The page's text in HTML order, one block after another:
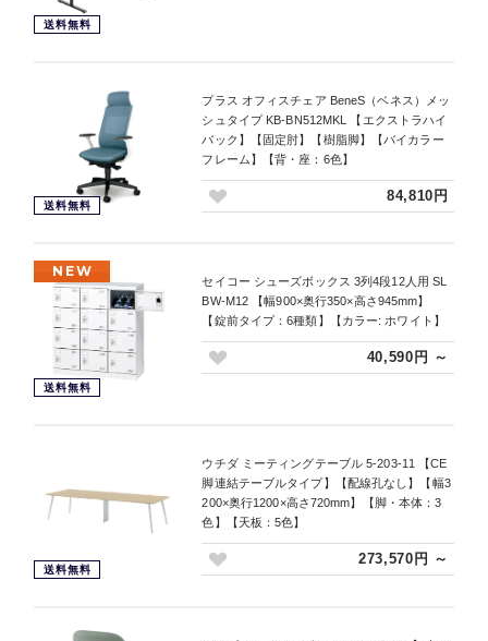
送料無料
送料無料
プラス オフィスチェア BeneS（ベネス）メッ
シュタイプ KB-BN512MKL 【エクストラハイ
バック】【固定肘】【樹脂脚】【バイカラー
フレーム】【背・座：6色】
84,810円
NEW
送料無料
セイコー シューズボックス 3列4段12人用 SL
BW-M12 【幅900×奥行350×高さ945mm】
【錠前タイプ：6種類】【カラー: ホワイト】
40,590円 ～
送料無料
ウチダ ミーティングテーブル 5-203-11 【CE
脚連結テーブルタイプ】【配線孔なし】【幅3
200×奥行1200×高さ720mm】【脚・本体：3
色】【天板：5色】
273,570円 ～